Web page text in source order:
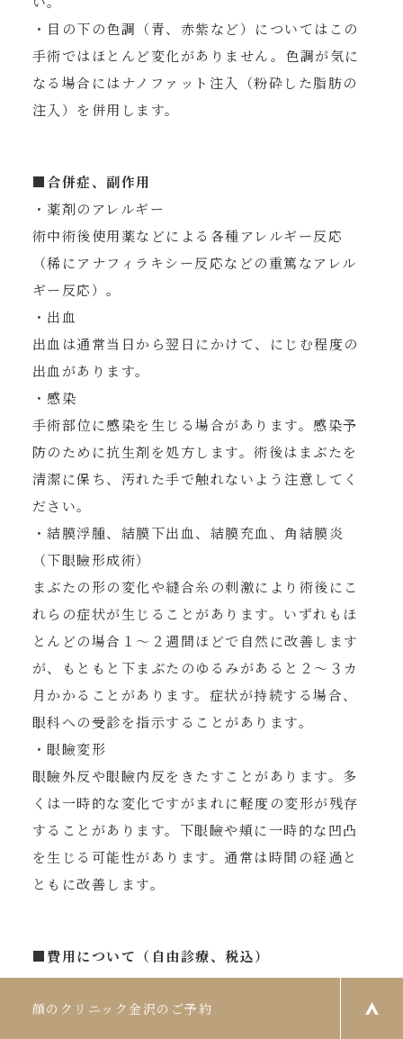
・目の下の色調（青、赤紫など）についてはこの
手術ではほとんど変化がありません。色調が気に
なる場合にはナノファット注入（粉砕した脂肪の
注入）を併用します。
■合併症、副作用
・薬剤のアレルギー
術中術後使用薬などによる各種アレルギー反応
（稀にアナフィラキシー反応などの重篤なアレル
ギー反応）。
・出血
出血は通常当日から翌日にかけて、にじむ程度の
出血があります。
・感染
手術部位に感染を生じる場合があります。感染予
防のために抗生剤を処方します。術後はまぶたを
清潔に保ち、汚れた手で触れないよう注意してく
ださい。
・結膜浮腫、結膜下出血、結膜充血、角結膜炎
（下眼瞼形成術）
まぶたの形の変化や縫合糸の刺激により術後にこ
れらの症状が生じることがあります。いずれもほ
とんどの場合１～２週間ほどで自然に改善します
が、もともと下まぶたのゆるみがあると２～３カ
月かかることがあります。症状が持続する場合、
眼科への受診を指示することがあります。
・眼瞼変形
眼瞼外反や眼瞼内反をきたすことがあります。多
くは一時的な変化ですがまれに軽度の変形が残存
することがあります。下眼瞼や頬に一時的な凹凸
を生じる可能性があります。通常は時間の経過と
ともに改善します。
■費用について（自由診療、税込）
ムラ）